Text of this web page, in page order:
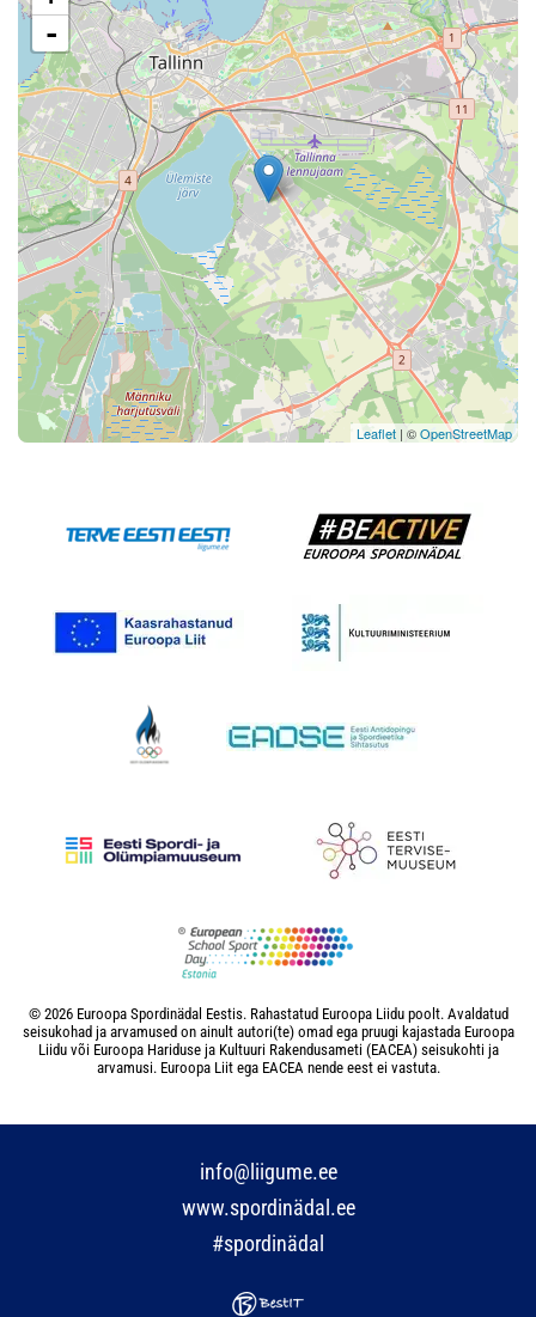
-
Leaflet | ©OpenStreetMap
© 2026 Euroopa Spordinädal Eestis. Rahastatud Euroopa Liidu poolt. Avaldatud
seisukohad ja arvamused on ainult autori(te) omad ega pruugi kajastada Euroopa
Liidu või Euroopa Hariduse ja Kultuuri Rakendusameti (EACEA) seisukohti ja
arvamusi. Euroopa Liit ega EACEA nende eest ei vastuta.
info@liigume.ee
www.spordinädal.ee
#spordinädal